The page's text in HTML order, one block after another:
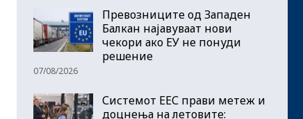
Превозниците од Западен
Балкан најавуваат нови
чекори ако ЕУ не понуди
решение
07/08/2026
Системот ЕЕС прави метеж и
доцнења на летовите: